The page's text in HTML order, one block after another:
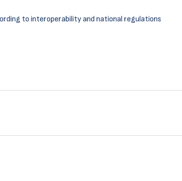
to interoperability and national regulations